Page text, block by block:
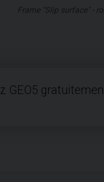
Frame "Slip surface" -
GEO5